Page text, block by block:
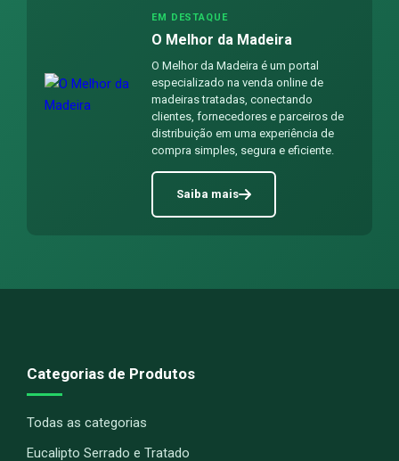
EM DESTAQUE
O Melhor da Madeira
O Melhor da Madeira é um portal
especializado na venda online de
madeiras tratadas, conectando
clientes, fornecedores e parceiros de
distribuição em uma experiência de
compra simples, segura e eficiente.
Saiba mais
Categorias de Produtos
Todas as categorias
Eucalipto Serrado e Tratado